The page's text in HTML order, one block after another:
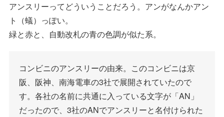
アンスリーってどういうことだろう。アンがなんかアン
ト（蟻）っぽい。
緑と赤と、自動改札の青の色調が似た系。
コンビニのアンスリーの由来。このコンビニは京
阪、阪神、南海電車の3社で展開されていたので
す。各社の名前に共通に入っている文字が「AN」
だったので、3社のANでアンスリーと名付けられた